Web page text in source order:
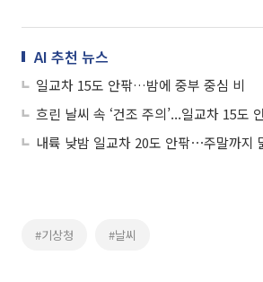
AI 추천 뉴스
일교차 15도 안팎…밤에 중부 중심 비
흐린 날씨 속 ‘건조 주의’...일교차 15도
내륙 낮밤 일교차 20도 안팎⋯주말까지
#기상청 #날씨